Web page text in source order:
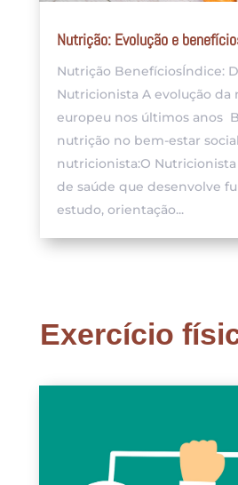
Nutrição: Evolução e
Nutrição BenefíciosÍndice:
Nutricionista A evolução da
europeu nos últimos anos
nutrição no bem-estar
nutricionista:O
de saúde que desenvolve
estudo, orientação...
Exercício